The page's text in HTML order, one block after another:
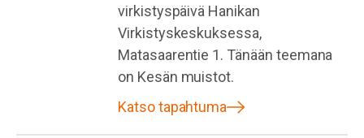
virkistyspäivä Hanikan
Virkistyskeskuksessa,
Matasaarentie 1. Tänään teemana
on Kesän muistot.
Katso tapahtuma